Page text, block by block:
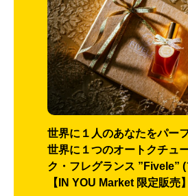
世界に１人のあなたをパー
世界に１つのオートクチュ
ク・フレグランス ”Fivele”
【IN YOU Market 限定販売】